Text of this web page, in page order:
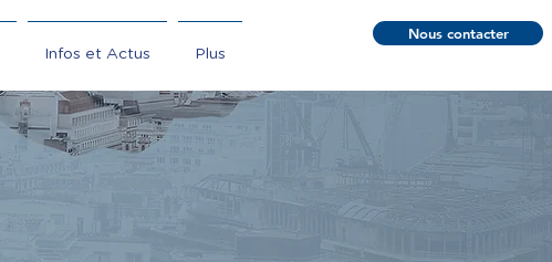
Infos et Actus Plus
Nous contacter